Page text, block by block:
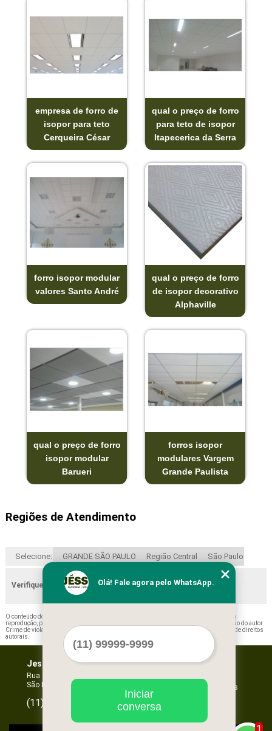
empresa de forro de
isopor para teto
Cerqueira César
qual o preço de forro
para teto de isopor
Itapecerica da Serra
forro isopor modular
valores Santo André
qual o preço de forro
de isopor decorativo
Alphaville
qual o preço de forro
isopor modular
Barueri
forros isopor
modulares Vargem
Grande Paulista
Regiões de Atendimento
Selecione: GRANDE SÃO PAULO Região Central São Paulo
Verifique as regiões que atendemos
O conteúdo do texto "
" é de direito reservado. Sua
reprodução, parcial ou total, mesmo citando nossos links, é proibida sem a autorização do autor.
Crime de violação de direito autoral – artigo 184 do Código Penal –
Lei 9610/98 - Lei de direitos
autorais
Jessica Forros e Divisórias
Rua Oscar Horta, 269 - Mooca
São Paulo - SP - CEP: 03105-110
(11)
Serviços
Olá! Fale agora pelo WhatsApp.
Iniciar
conversa